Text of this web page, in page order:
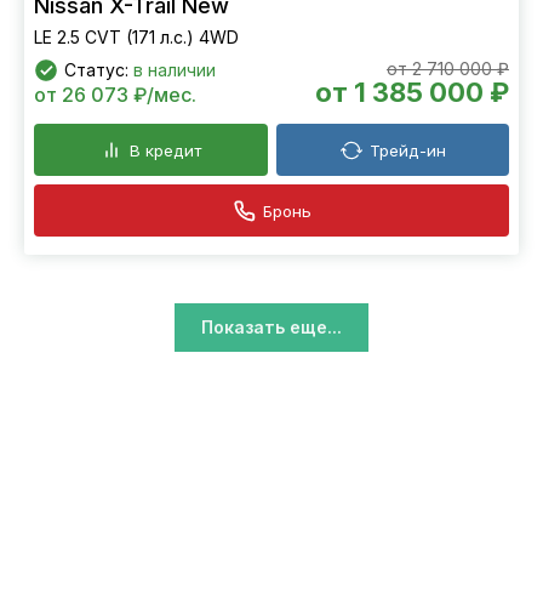
Nissan X-Trail New
LE 2.5 CVT (171 л.с.) 4WD
Статус: в наличии от 2 710 000 ₽
от 1 385 000 ₽
от 26 073 ₽/мес.
В кредит Трейд-ин
Бронь
Показать еще...